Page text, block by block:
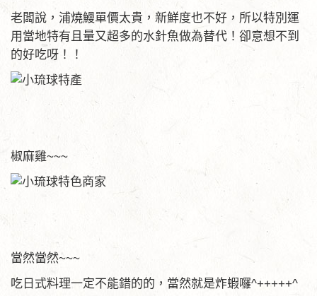
老闆說，浦燒鰻單價太貴，新鮮度也不好，所以特別運
用當地特有且量又超多的水針魚做為替代！卻意想不到
的好吃呀！！
椒麻雞~~~
當然當然~~~
吃日式料理一定不能錯的的，當然就是炸蝦囉^+++++^